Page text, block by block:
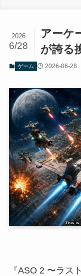
アーケ
が誇る
2026
6/28
ゲーム 2026-06-28
『ASO 2 〜ラス